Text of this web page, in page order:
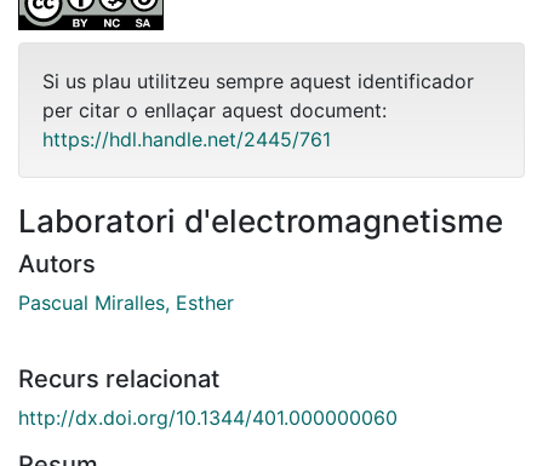
Si us plau utilitzeu sempre aquest identificador
per citar o enllaçar aquest document:
https://hdl.handle.net/2445/761
Laboratori d'electromagnetisme
Autors
Pascual Miralles, Esther
Recurs relacionat
http://dx.doi.org/10.1344/401.000000060